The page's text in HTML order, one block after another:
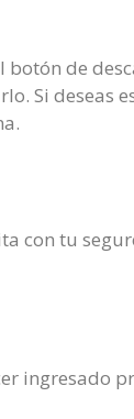
botón de
Si deseas
con tu
ingresado